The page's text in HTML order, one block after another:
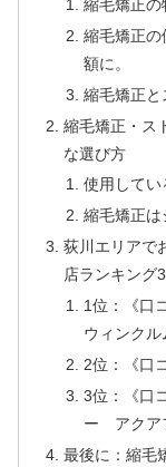
縮毛矯正の
縮毛矯正の
額に。
縮毛矯正と
縮毛矯正・ス
な選び方
使用してい
縮毛矯正は
荻川エリアで
店ランキング
1位：《口
ウィンクル
2位：《口
3位：《口
ー アクア
最後に：縮毛